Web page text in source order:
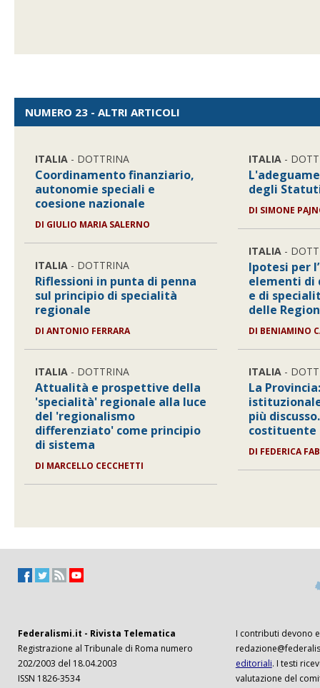
NUMERO 23 - ALTRI ARTICOLI
ITALIA - DOTTRINA
Coordinamento finanziario,
autonomie speciali e
coesione nazionale
DI GIULIO MARIA SALERNO
ITALIA - DOTTRINA
Riflessioni in punta di penna
sul principio di specialità
regionale
DI ANTONIO FERRARA
ITALIA - DOTTRINA
Attualità e prospettive della
'specialità' regionale alla luce
del 'regionalismo
differenziato' come principio
di sistema
DI MARCELLO CECCHETTI
ITALIA -
degli
DI SIMONE
ITALIA -
Ipotesi per
elementi di
e di
delle
DI BENIAMINO
ITALIA -
La
più
costituente
DI FEDERICA
Federalismi.it - Rivista Telematica
Registrazione al Tribunale di Roma numero
202/2003 del 18.04.2003
ISSN 1826-3534
I contributi devono
editoriali. I testi
valutazione del